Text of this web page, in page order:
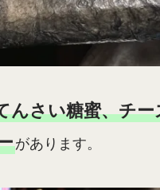
んさい糖蜜、チー
があります。